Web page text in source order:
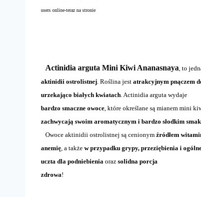
users online-teraz na stronie
Actinidia arguta Mini Kiwi Ananasnaya, to
aktinidii ostrolistnej. Roślina jest atrakcyjnym pnączem
urzekająco białych kwiatach. Actinidia arguta wydaje
bardzo smaczne owoce, które określane są mianem mini
zachwycają swoim aromatycznym i bardzo słodkim
Owoce aktinidii ostrolistnej są cenionym źródłem
anemię, a także w przypadku grypy, przeziębienia i
uczta dla podniebienia oraz solidna porcja
zdrowa!